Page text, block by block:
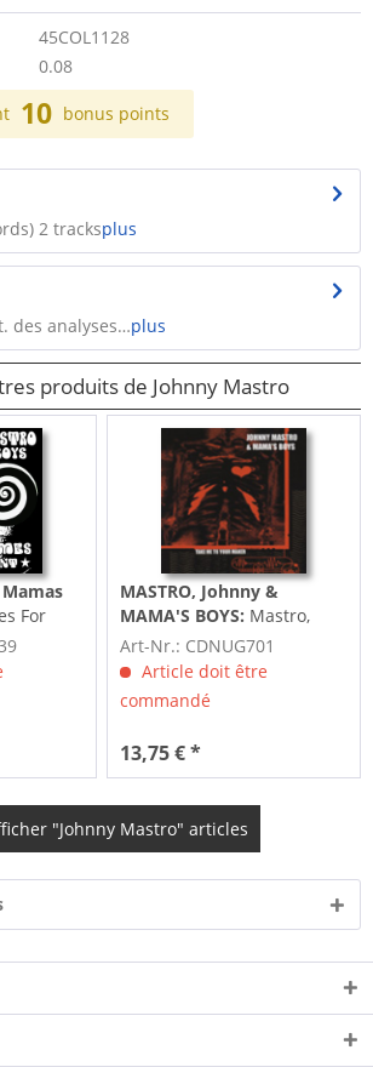
45COL1128
0.08
10 bonus points
2 tracksplus
des analyses…plus
produits de Johnny Mastro
For
MASTRO, Johnny &
MAMA'S BOYS: Mastro,
Johnny & Mama's Boys Take
Me To Your Maker
Art-Nr.: CDNUG701
Article doit être
commandé
13,75 € *
"Johnny Mastro" articles